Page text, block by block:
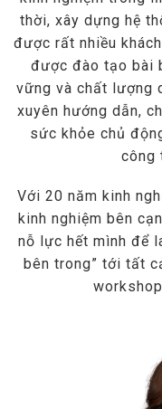
thời, xây dựng hệ
được rất nhiều
được đào tạo bài
vững và chất lượng
xuyên hướng dẫn,
sức khỏe chủ
công
Với 20 năm kinh
kinh nghiệm bên
nỗ lực hết mình để
bên trong” tới tất